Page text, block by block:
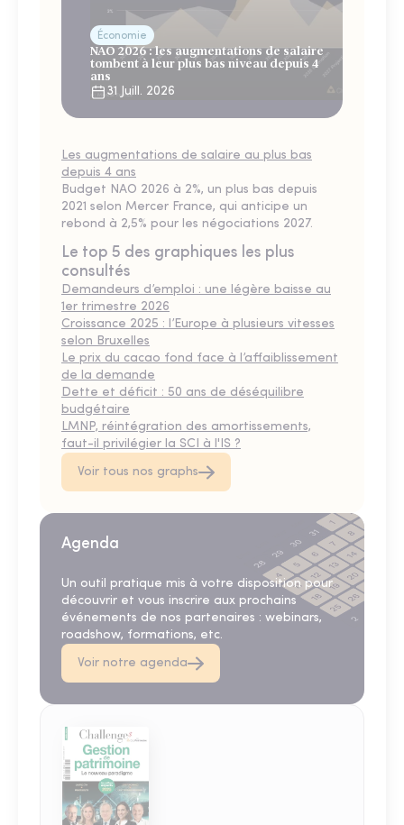
Économie
NAO 2026 : les augmentations de salaire
tombent à leur plus bas niveau depuis 4
ans
31 Juill. 2026
Les augmentations de salaire au plus bas
depuis 4 ans
Budget NAO 2026 à 2%, un plus bas depuis
2021 selon Mercer France, qui anticipe un
rebond à 2,5% pour les négociations 2027.
Le top 5 des graphiques les plus
consultés
Demandeurs d’emploi : une légère baisse au
1er trimestre 2026
Croissance 2025 : l’Europe à plusieurs vitesses
selon Bruxelles
Le prix du cacao fond face à l’affaiblissement
de la demande
Dette et déficit : 50 ans de déséquilibre
budgétaire
LMNP, réintégration des amortissements,
faut-il privilégier la SCI à l'IS ?
Voir tous nos graphs
Agenda
Un outil pratique mis à votre disposition pour
découvrir et vous inscrire aux prochains
événements de nos partenaires : webinars,
roadshow, formations, etc.
Voir notre agenda